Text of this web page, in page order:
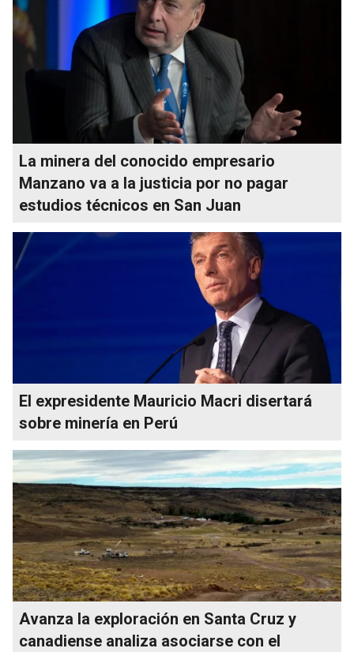
La minera del conocido empresario
Manzano va a la justicia por no pagar
estudios técnicos en San Juan
El expresidente Mauricio Macri disertará
sobre minería en Perú
Avanza la exploración en Santa Cruz y
canadiense analiza asociarse con el